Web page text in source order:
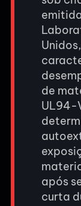
de
UL94-
após
curta